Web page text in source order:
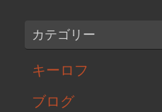
カテゴリー
キーロフ
ブログ